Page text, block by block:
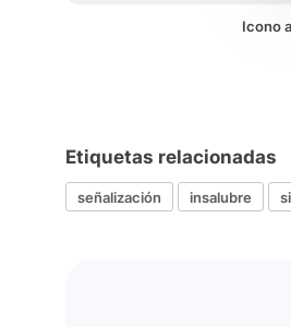
Icono
Etiquetas relacionadas
señalización insalubre